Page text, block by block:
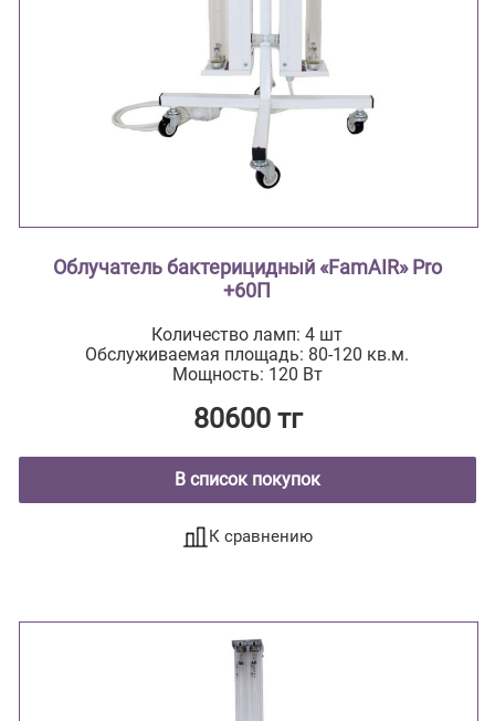
Облучатель бактерицидный «FamAIR» Pro
+60П
Количество ламп: 4 шт
Обслуживаемая площадь: 80-120 кв.м.
Мощность: 120 Вт
80600 тг
В список покупок
К сравнению